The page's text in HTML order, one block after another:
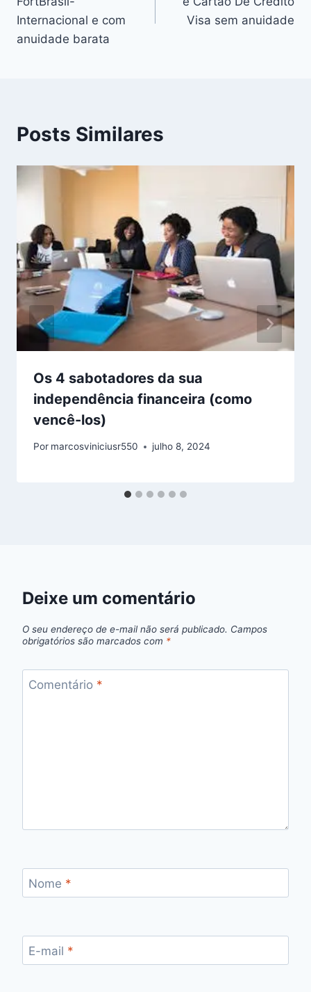
Post
Internacional e com
anuidade barata
Visa sem anuidade
Posts Similares
Os 4 sabotadores da sua
independência financeira (como
vencê-los)
Por marcosviniciusr550 julho 8, 2024
Deixe um comentário
O seu endereço de e-mail não será publicado. Campos
obrigatórios são marcados com *
Comentário *
Nome *
E-mail *